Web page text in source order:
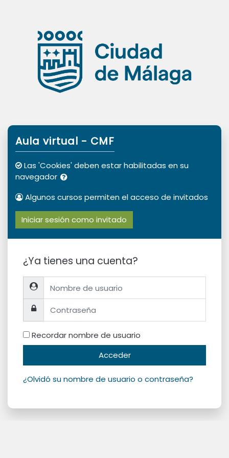
Aula virtual - CMF
Las 'Cookies' deben estar habilitadas en su
navegador
Algunos cursos permiten el acceso de invitados
Iniciar sesión como invitado
¿Ya tienes una cuenta?
Nombre de usuario
Contraseña
Recordar nombre de usuario
Acceder
¿Olvidó su nombre de usuario o contraseña?